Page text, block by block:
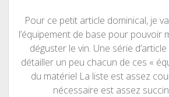
Pour ce petit article dominical, je
l’équipement de base pour pouvoir
déguster le vin. Une série
détailler un peu chacun de ces «
du matériel La liste est assez
nécessaire est assez